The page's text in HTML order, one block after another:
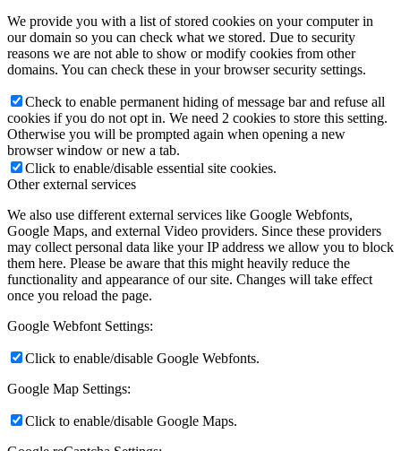
We provide you with a list of stored cookies on your computer in
our domain so you can check what we stored. Due to security
reasons we are not able to show or modify cookies from other
domains. You can check these in your browser security settings.
Check to enable permanent hiding of message bar and refuse all
cookies if you do not opt in. We need 2 cookies to store this setting.
Otherwise you will be prompted again when opening a new
browser window or new a tab.
Click to enable/disable essential site cookies.
Other external services
We also use different external services like Google Webfonts,
Google Maps, and external Video providers. Since these providers
may collect personal data like your IP address we allow you to block
them here. Please be aware that this might heavily reduce the
functionality and appearance of our site. Changes will take effect
once you reload the page.
Google Webfont Settings:
Click to enable/disable Google Webfonts.
Google Map Settings:
Click to enable/disable Google Maps.